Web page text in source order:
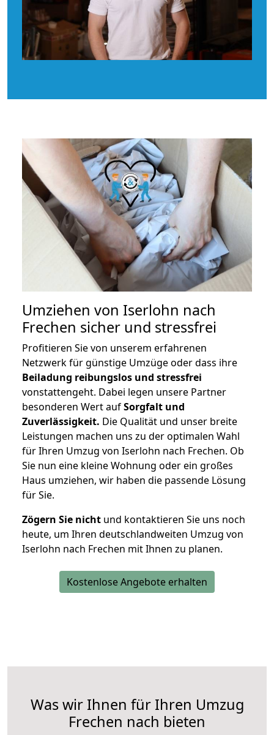
Umziehen von Iserlohn nach
Frechen sicher und stressfrei
Profitieren Sie von unserem erfahrenen
Netzwerk für günstige Umzüge oder dass ihre
Beiladung reibungslos und stressfrei
vonstattengeht. Dabei legen unsere Partner
besonderen Wert aufSorgfalt und
Zuverlässigkeit. Die Qualität und unser breite
Leistungen machen uns zu der optimalen Wahl
für Ihren Umzug von Iserlohn nach Frechen. Ob
Sie nun eine kleine Wohnung oder ein großes
Haus umziehen, wir haben die passende Lösung
für Sie.
Zögern Sie nicht und kontaktieren Sie uns noch
heute, um Ihren deutschlandweiten Umzug von
Iserlohn nach Frechen mit Ihnen zu planen.
Kostenlose Angebote erhalten
Was wir Ihnen für Ihren Umzug
Frechen nach bieten